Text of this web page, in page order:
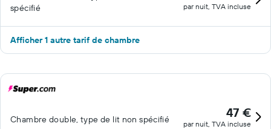
spécifié
par nuit, TVA incluse
Afficher 1 autre tarif de chambre
Chambre double, type de lit non spécifié 47 €
par nuit, TVA incluse